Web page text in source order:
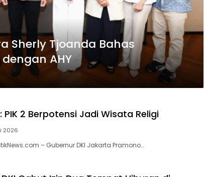
Sherly Tjoanda Bahas
AHY
PIK 2 Berpotensi Jadi Wisata Religi
2026
– Gubernur DKI Jakarta Pramono…